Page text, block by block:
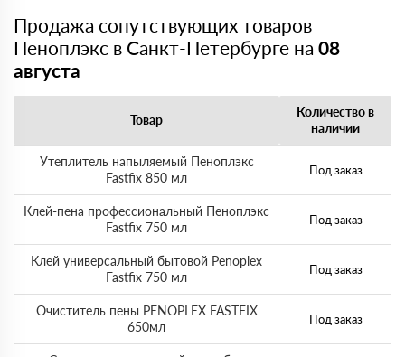
Продажа сопутствующих товаров
Пеноплэкс в Санкт-Петербурге на 08
августа
Товар
Количество в
наличии
Утеплитель напыляемый Пеноплэкс
Fastfix 850 мл
Под заказ
Клей-пена профессиональный Пеноплэкс
Fastfix 750 мл
Под заказ
Клей универсальный бытовой Penoplex
Fastfix 750 мл
Под заказ
Очиститель пены PENOPLEX FASTFIX
650мл
Под заказ